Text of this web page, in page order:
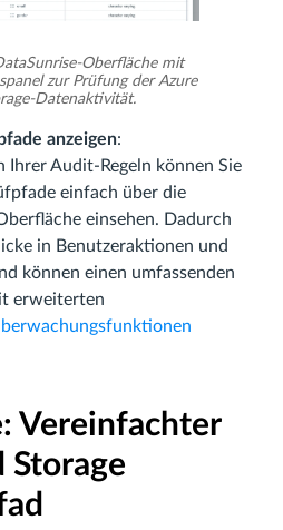
Oberfläche mit
zur Prüfung der Azure
Datenaktivität.
anzeigen:
Ihrer Audit-Regeln können Sie
einfach über die
einsehen. Dadurch
in Benutzeraktionen und
können einen umfassenden
erweiterten
Vereinfachter
Storage